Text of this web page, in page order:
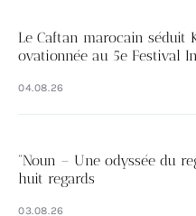
Le Caftan marocain séduit
ovationnée au 5e Festival
04.08.26
“Noun – Une odyssée du regard” à
huit regards
03.08.26